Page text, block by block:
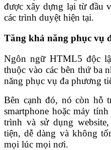
được xây dựng lại từ đầu
các trình duyệt hiện tại.
Tăng khả năng phục vụ
Ngôn ngữ HTML5 độc
thuộc vào các bên thứ ba
năng phục vụ đa phương
Bên cạnh đó, nó còn hỗ
smartphone hoặc máy
trình và sử dụng
tiện, dễ dàng và không
mọi lúc mọi nơi.